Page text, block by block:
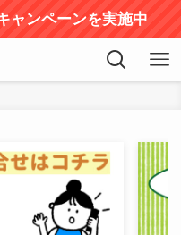
ャンペーンを実施中